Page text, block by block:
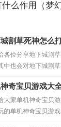
么作用（梦
割草死神怎么
）
各位分享地下城割
中也会对地下城割
碰巧解决你现在面
在开始吧！ 本文目
分boss怎么过 2、
3、割草大联盟死神
哪...
奇宝贝游戏大
戏）
大家单机神奇宝贝
的单机神奇宝贝游
决现在的问题！ 本